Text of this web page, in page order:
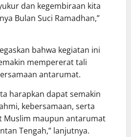
dan kegembiraan kita
Bulan Suci Ramadhan,”
bahwa kegiatan ini
mempererat tali
antarumat.
harapkan dapat semakin
kebersamaan, serta
Muslim maupun antarumat
Tengah,” lanjutnya.